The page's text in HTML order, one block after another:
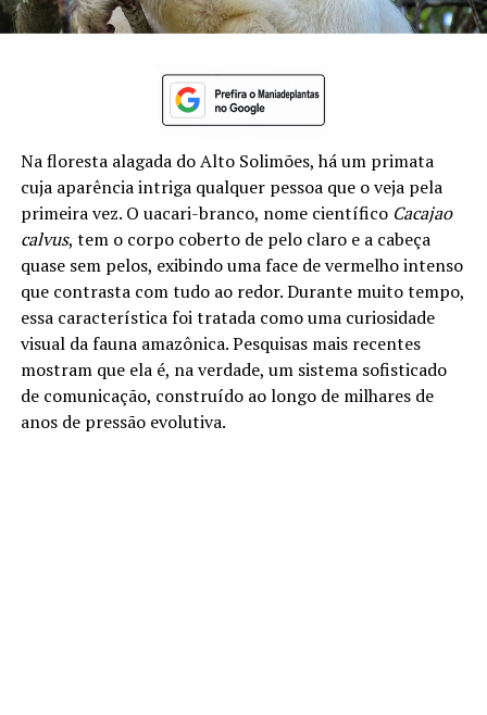
Na floresta alagada do Alto Solimões, há um primata
cuja aparência intriga qualquer pessoa que o veja pela
primeira vez. O uacari-branco, nome científico Cacajao
calvus, tem o corpo coberto de pelo claro e a cabeça
quase sem pelos, exibindo uma face de vermelho intenso
que contrasta com tudo ao redor. Durante muito tempo,
essa característica foi tratada como uma curiosidade
visual da fauna amazônica. Pesquisas mais recentes
mostram que ela é, na verdade, um sistema sofisticado
de comunicação, construído ao longo de milhares de
anos de pressão evolutiva.